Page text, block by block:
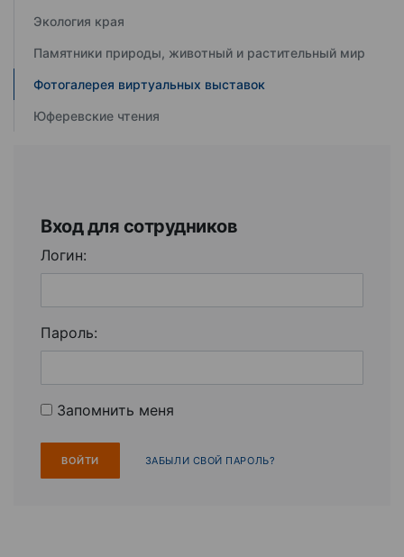
Экология края
Памятники природы, животный и растительный мир
Фотогалерея виртуальных выставок
Юферевские чтения
Вход для сотрудников
Логин:
Пароль:
Запомнить меня
ЗАБЫЛИ СВОЙ ПАРОЛЬ?